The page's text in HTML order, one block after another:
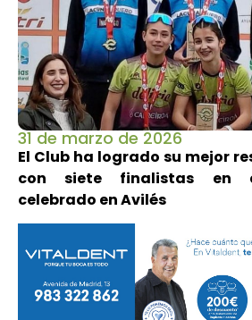
31 de marzo de 2026
El Club ha logrado su mejor
con siete finalistas en
celebrado en Avilés